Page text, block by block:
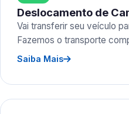
Deslocamento de
Vai transferir seu veículo
Fazemos o transporte
Saiba Mais